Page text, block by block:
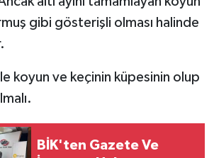
gibi gösterişli olması halinde
koyun ve keçinin küpesinin olup
BİK'ten Gazete Ve